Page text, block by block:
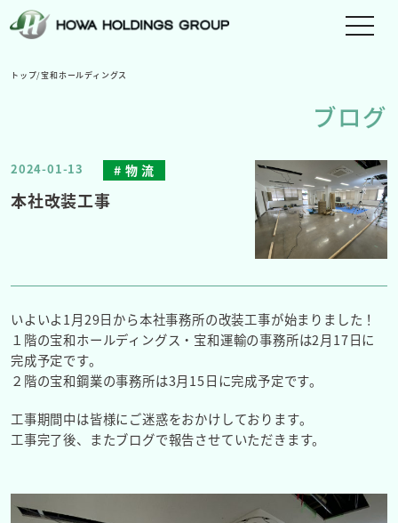
メ
を
切
替
え
る
トップ/宝和ホールディングス
ブログ
2024-01-13 物 流
本社改装工事
いよいよ1月29日から本社事務所の改装工事が始まりました！
１階の宝和ホールディングス・宝和運輸の事務所は2月17日に
完成予定です。
２階の宝和鋼業の事務所は3月15日に完成予定です。
工事期間中は皆様にご迷惑をおかけしております。
工事完了後、またブログで報告させていただきます。